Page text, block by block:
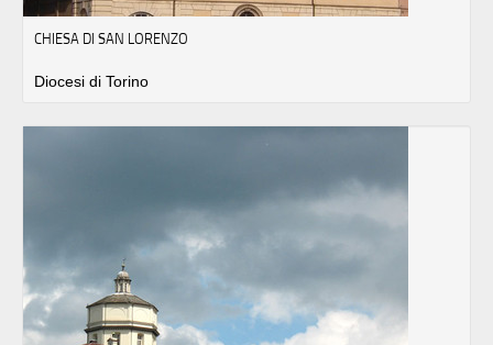
CHIESA DI SAN LORENZO
Diocesi di Torino